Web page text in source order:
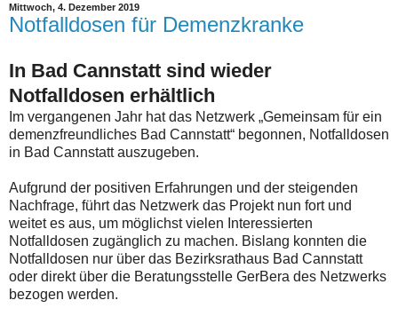
Mittwoch, 4. Dezember 2019
Notfalldosen für Demenzkranke
In Bad Cannstatt sind wieder
Notfalldosen erhältlich
Im vergangenen Jahr hat das Netzwerk „Gemeinsam für ein
demenzfreundliches Bad Cannstatt“ begonnen, Notfalldosen
in Bad Cannstatt auszugeben.
Aufgrund der positiven Erfahrungen und der steigenden
Nachfrage, führt das Netzwerk das Projekt nun fort und
weitet es aus, um möglichst vielen Interessierten
Notfalldosen zugänglich zu machen. Bislang konnten die
Notfalldosen nur über das Bezirksrathaus Bad Cannstatt
oder direkt über die Beratungsstelle GerBera des Netzwerks
bezogen werden.